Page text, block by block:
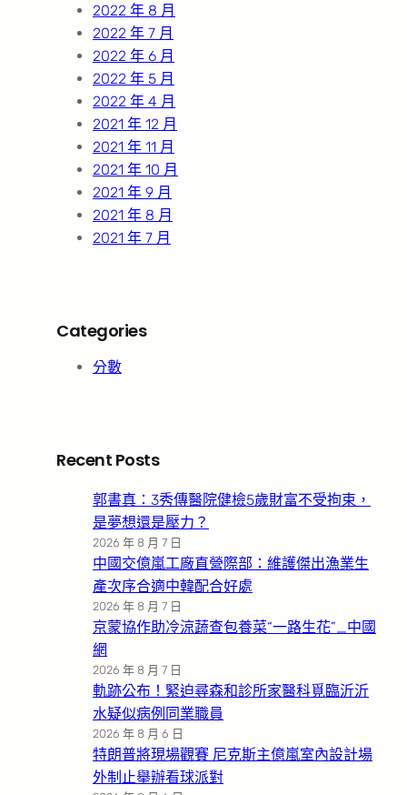
2022 年 8 月
2022 年 7 月
2022 年 6 月
2022 年 5 月
2022 年 4 月
2021 年 12 月
2021 年 11 月
2021 年 10 月
2021 年 9 月
2021 年 8 月
2021 年 7 月
Categories
分數
Recent Posts
郭書真：3秀傳醫院健檢5歲財富不受拘束，
是夢想還是壓力？
2026 年 8 月 7 日
中國交億嵐工廠直營際部：維護傑出漁業生
產次序合適中韓配合好處
2026 年 8 月 7 日
京蒙協作助冷涼蔬查包養菜“一路生花”_中國
網
2026 年 8 月 7 日
軌跡公布！緊迫尋森和診所家醫科覓臨沂沂
水疑似病例同業職員
2026 年 8 月 6 日
特朗普將現場觀賽 尼克斯主億嵐室內設計場
外制止舉辦看球派對